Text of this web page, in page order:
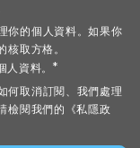
你的個人資料。如果你
取方格。
人資料。*
何取消訂閱、我們處理
檢閱我們的《私隱政